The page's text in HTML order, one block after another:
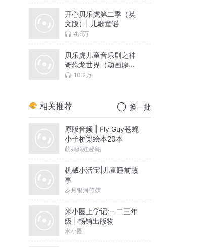
开心贝乐虎第二季（英
文版）| 儿歌童谣
4.6万
贝乐虎儿童音乐剧之神
奇恐龙世界（动画原声
版）10.2万
相关推荐 换一批
原版音频 | Fly Guy苍蝇
小子桥梁绘本20本
萌妈鸡娃秘籍
机械小活宝|儿童睡前故
事
岁月银河传媒
米小圈上学记:一二三年
级 | 畅销出版物
米小圈